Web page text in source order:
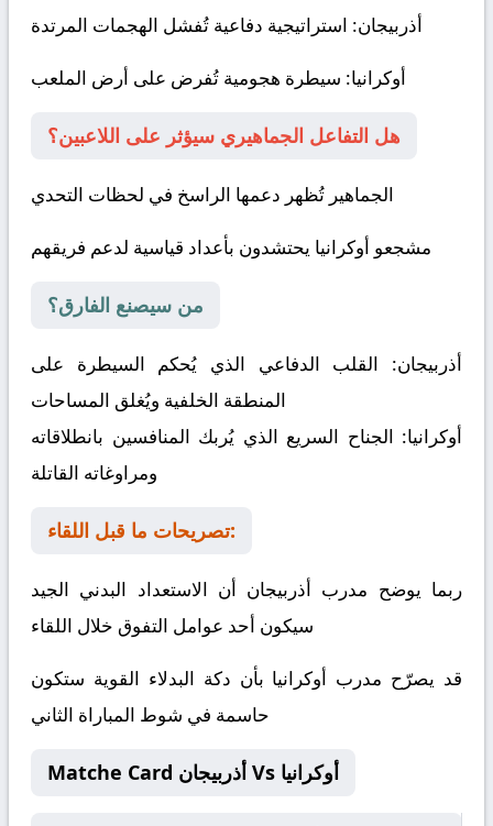
أذربيجان: استراتيجية دفاعية تُفشل الهجمات المرتدة
أوكرانيا: سيطرة هجومية تُفرض على أرض الملعب
هل التفاعل الجماهيري سيؤثر على اللاعبين؟
الجماهير تُظهر دعمها الراسخ في لحظات التحدي
مشجعو أوكرانيا يحتشدون بأعداد قياسية لدعم فريقهم
من سيصنع الفارق؟
أذربيجان: القلب الدفاعي الذي يُحكم السيطرة على
المنطقة الخلفية ويُغلق المساحات
أوكرانيا: الجناح السريع الذي يُربك المنافسين بانطلاقاته
ومراوغاته القاتلة
تصريحات ما قبل اللقاء:
ربما يوضح مدرب أذربيجان أن الاستعداد البدني الجيد
سيكون أحد عوامل التفوق خلال اللقاء
قد يصرّح مدرب أوكرانيا بأن دكة البدلاء القوية ستكون
حاسمة في شوط المباراة الثاني
Matche Card أذربيجان Vs أوكرانيا